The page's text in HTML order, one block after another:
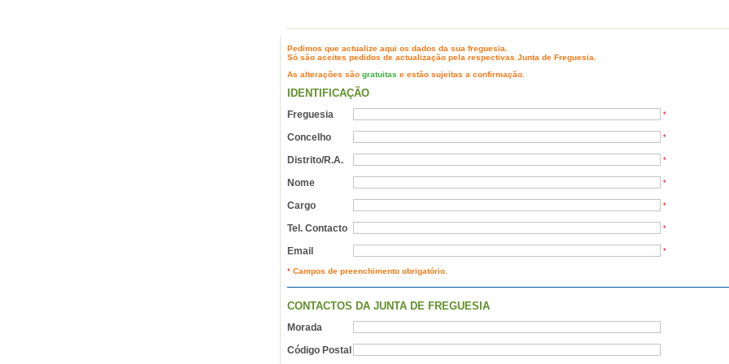
Pedimos que actualize aqui os dados da sua freguesia.
Só são aceites pedidos de actualização pela respectivas Junta de Freguesia
As alterações são gratuitas e estão sujeitas a confirmação.
IDENTIFICAÇÃO
Freguesia *
Concelho *
Distrito/R.A. *
Nome *
Cargo *
Tel. Contacto *
Email *
* Campos de preenchimento obrigatório.
CONTACTOS DA JUNTA DE FREGUESIA
Morada
Código Postal